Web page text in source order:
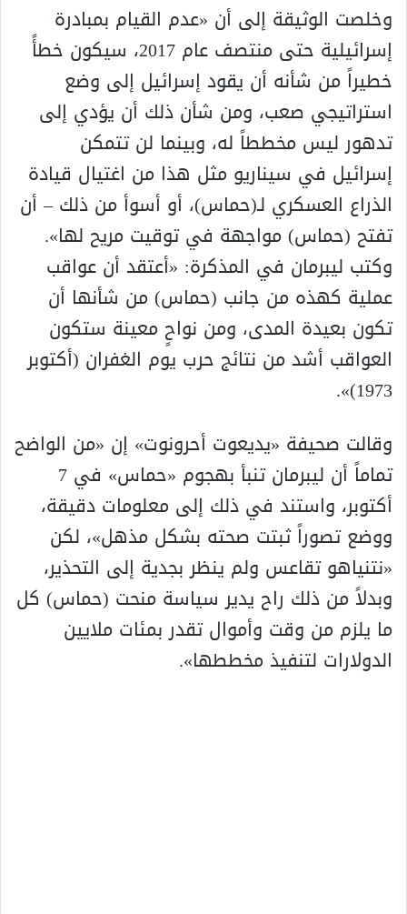
وخلصت الوثيقة إلى أن «عدم القيام بمبادرة
إسرائيلية حتى منتصف عام 2017، سيكون خطأً
خطيراً من شأنه أن يقود إسرائيل إلى وضع
استراتيجي صعب، ومن شأن ذلك أن يؤدي إلى
تدهور ليس مخططاً له، وبينما لن تتمكن
إسرائيل في سيناريو مثل هذا من اغتيال قيادة
الذراع العسكري لـ(حماس)، أو أسوأ من ذلك – أن
تفتح (حماس) مواجهة في توقيت مريح لها».
وكتب ليبرمان في المذكرة: «أعتقد أن عواقب
عملية كهذه من جانب (حماس) من شأنها أن
تكون بعيدة المدى، ومن نواحٍ معينة ستكون
العواقب أشد من نتائج حرب يوم الغفران (أكتوبر
1973)».
وقالت صحيفة «يديعوت أحرونوت» إن «من الواضح
تماماً أن ليبرمان تنبأ بهجوم «حماس» في 7
أكتوبر، واستند في ذلك إلى معلومات دقيقة،
ووضع تصوراً ثبتت صحته بشكل مذهل»، لكن
«نتنياهو تقاعس ولم ينظر بجدية إلى التحذير،
وبدلاً من ذلك راح يدير سياسة منحت (حماس) كل
ما يلزم من وقت وأموال تقدر بمئات ملايين
الدولارات لتنفيذ مخططها».